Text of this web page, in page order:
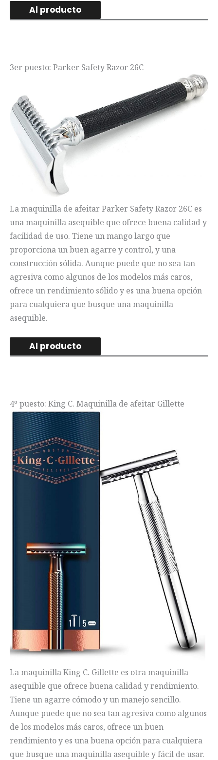
Al producto
3er puesto: Parker Safety Razor 26C
La maquinilla de afeitar Parker Safety Razor 26C es
una maquinilla asequible que ofrece buena calidad y
facilidad de uso. Tiene un mango largo que
proporciona un buen agarre y control, y una
construcción sólida. Aunque puede que no sea tan
agresiva como algunos de los modelos más caros,
ofrece un rendimiento sólido y es una buena opción
para cualquiera que busque una maquinilla
asequible.
Al producto
4º puesto: King C. Maquinilla de afeitar Gillette
La maquinilla King C. Gillette es otra maquinilla
asequible que ofrece buena calidad y rendimiento.
Tiene un agarre cómodo y un manejo sencillo.
Aunque puede que no sea tan agresiva como algunos
de los modelos más caros, ofrece un buen
rendimiento y es una buena opción para cualquiera
que busque una maquinilla asequible y fácil de usar.